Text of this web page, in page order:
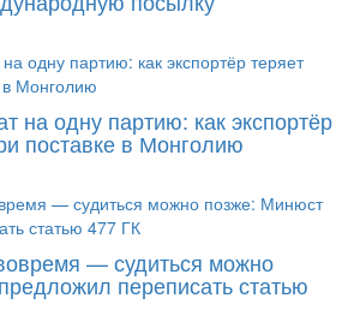
на одну партию: как экспортёр
поставке в Монголию
— судиться можно
переписать статью